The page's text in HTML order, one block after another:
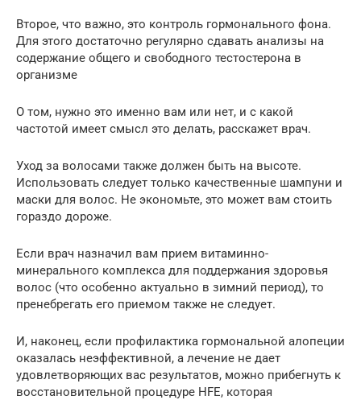
Второе, что важно, это контроль гормонального фона.
Для этого достаточно регулярно сдавать анализы на
содержание общего и свободного тестостерона в
организме
О том, нужно это именно вам или нет, и с какой
частотой имеет смысл это делать, расскажет врач.
Уход за волосами также должен быть на высоте.
Использовать следует только качественные шампуни и
маски для волос. Не экономьте, это может вам стоить
гораздо дороже.
Если врач назначил вам прием витаминно-
минерального комплекса для поддержания здоровья
волос (что особенно актуально в зимний период), то
пренебрегать его приемом также не следует.
И, наконец, если профилактика гормональной алопеции
оказалась неэффективной, а лечение не дает
удовлетворяющих вас результатов, можно прибегнуть к
восстановительной процедуре HFE, которая